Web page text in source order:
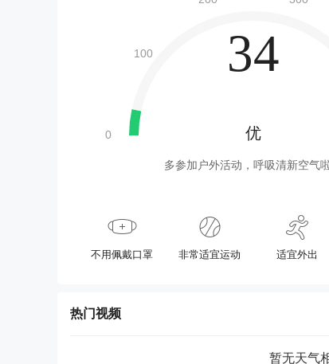
34
优
多参加户外活动，呼吸清新空气啦
不用佩戴口罩 非常适宜运动 适宜外出
热门视频
暂无天气